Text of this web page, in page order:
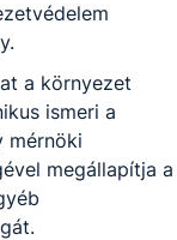
a környezet
ismeri a
mérnöki
megállapítja a